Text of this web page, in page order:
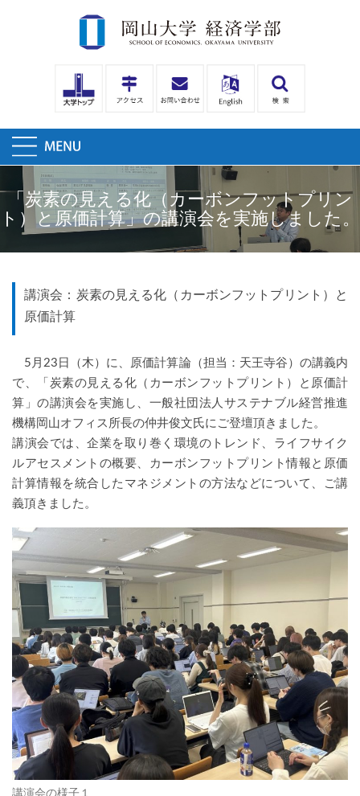
「炭素の見える化（カーボンフットプリン
ト）と原価計算」の講演会を実施しました。
講演会：炭素の見える化（カーボンフットプリント）と
原価計算
5月23日（木）に、原価計算論（担当：天王寺谷）の講義内
で、「炭素の見える化（カーボンフットプリント）と原価計
算」の講演会を実施し、一般社団法人サステナブル経営推進
機構岡山オフィス所長の仲井俊文氏にご登壇頂きました。
講演会では、企業を取り巻く環境のトレンド、ライフサイク
ルアセスメントの概要、カーボンフットプリント情報と原価
計算情報を統合したマネジメントの方法などについて、ご講
義頂きました。
講演会の様子１